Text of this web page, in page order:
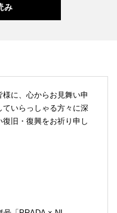
み
に、心からお見舞い申
ていらっしゃる方々に深
旧・復興をお祈り申し